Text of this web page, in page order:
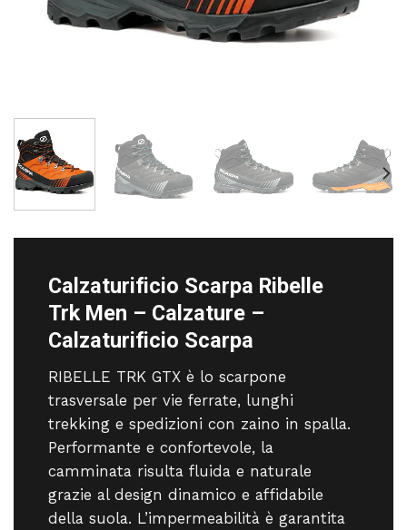
Calzaturificio Scarpa Ribelle
Trk Men – Calzature –
Calzaturificio Scarpa
RIBELLE TRK GTX è lo scarpone
trasversale per vie ferrate, lunghi
trekking e spedizioni con zaino in spalla.
Performante e confortevole, la
camminata risulta fluida e naturale
grazie al design dinamico e affidabile
della suola. L’impermeabilità è garantita